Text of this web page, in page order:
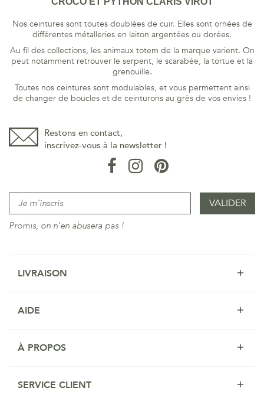
Nos ceintures sont toutes doublées de cuir. Elles sont ornées de
différentes métalleries en laiton argentées ou dorées.
Au fil des collections, les animaux totem de la marque varient. On
peut notamment retrouver le serpent, le scarabée, la tortue et la
grenouille.
Toutes nos ceintures sont modulables, et vous permettent ainsi
de changer de boucles et de ceinturons au grès de vos envies !
Restons en contact,
inscrivez-vous à la newsletter !
Promis, on n'en abusera pas !
LIVRAISON
AIDE
À PROPOS
SERVICE CLIENT